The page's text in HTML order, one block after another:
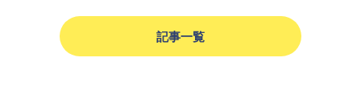
記事一覧